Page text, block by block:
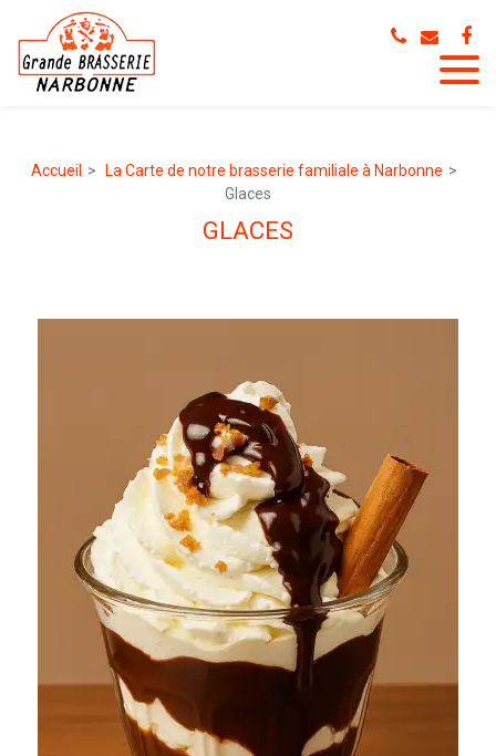
Accueil
La Carte de notre brasserie familiale à Narbonne
Glaces
GLACES
Panneau de gestion des cookies